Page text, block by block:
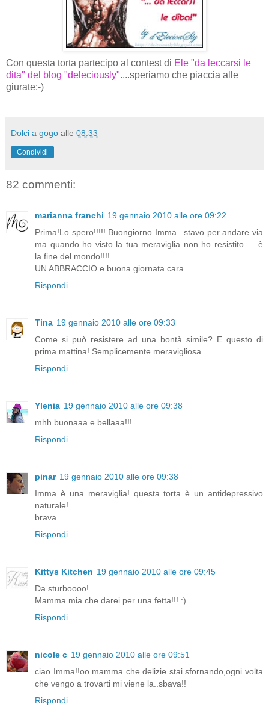
Con questa torta partecipo al contest di Ele "da leccarsi le
dita" del blog "deleciously"....speriamo che piaccia alle
giurate:-)
Dolci a gogo alle 08:33
Condividi
82 commenti:
marianna franchi 19 gennaio 2010 alle ore 09:22
Prima!Lo spero!!!!! Buongiorno Imma...stavo per andare via
ma quando ho visto la tua meraviglia non ho resistito......è
la fine del mondo!!!!
UN ABBRACCIO e buona giornata cara
Rispondi
Tina 19 gennaio 2010 alle ore 09:33
Come si può resistere ad una bontà simile? E questo di
prima mattina! Semplicemente meravigliosa....
Rispondi
Ylenia 19 gennaio 2010 alle ore 09:38
mhh buonaaa e bellaaa!!!
Rispondi
pinar 19 gennaio 2010 alle ore 09:38
Imma è una meraviglia! questa torta è un antidepressivo
naturale!
brava
Rispondi
Kittys Kitchen 19 gennaio 2010 alle ore 09:45
Da sturboooo!
Mamma mia che darei per una fetta!!! :)
Rispondi
nicole c 19 gennaio 2010 alle ore 09:51
ciao Imma!!oo mamma che delizie stai sfornando,ogni volta
che vengo a trovarti mi viene la..sbava!!
Rispondi